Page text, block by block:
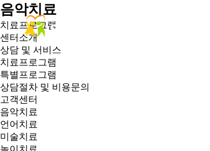
음악치료
치료프로그램
센터소개
상담 및 서비스
치료프로그램
특별프로그램
상담절차 및 비용문의
고객센터
음악치료
언어치료
미술치료
놀이치료